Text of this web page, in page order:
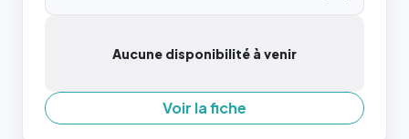
Aucune disponibilité à venir
Voir la fiche